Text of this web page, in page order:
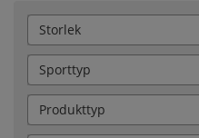
Storlek
Sporttyp
Produkttyp